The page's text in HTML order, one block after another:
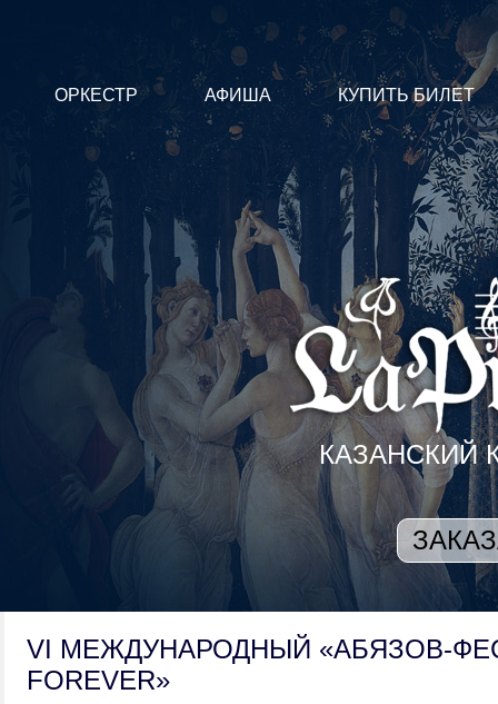
ОРКЕСТР АФИША КУПИТЬ БИЛЕТ
КАЗАНСКИЙ
VI МЕЖДУНАРОДНЫЙ «АБЯЗОВ-
FOREVER»